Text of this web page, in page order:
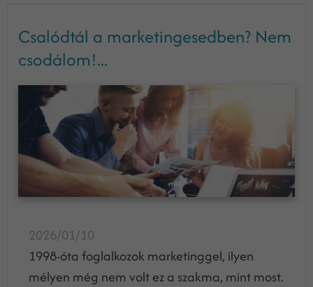
Csalódtál a marketingesedben? Nem
csodálom!...
2026/01/10
1998-óta foglalkozok marketinggel, ilyen
mélyen még nem volt ez a szakma, mint most.